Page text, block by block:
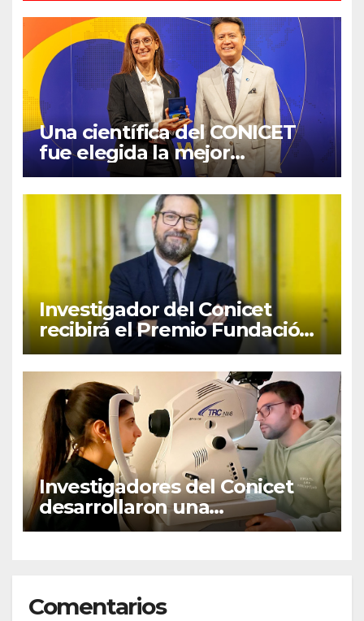
Una científica del CONICET
fue elegida la mejor
emprendedora del mundo
por transformar investigación
en innovación agrícola
Investigador del Conicet
recibirá el Premio Fundación
Bunge y Born 2026 en
Química
Investigadores del Conicet
desarrollaron una
inteligencia artificial que
Comentarios